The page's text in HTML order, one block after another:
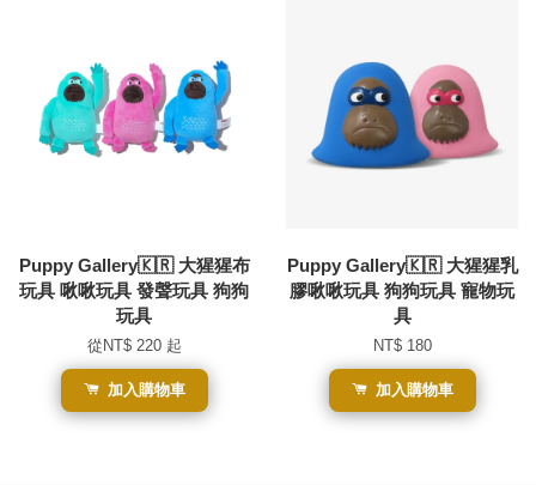
Puppy Gallery🇰🇷 大猩猩布
玩具 啾啾玩具 發聲玩具 狗狗
玩具
從 NT$ 220 起
加入購物車
Puppy Gallery🇰🇷 大猩猩乳
膠啾啾玩具 狗狗玩具 寵物玩
具
NT$ 180
加入購物車